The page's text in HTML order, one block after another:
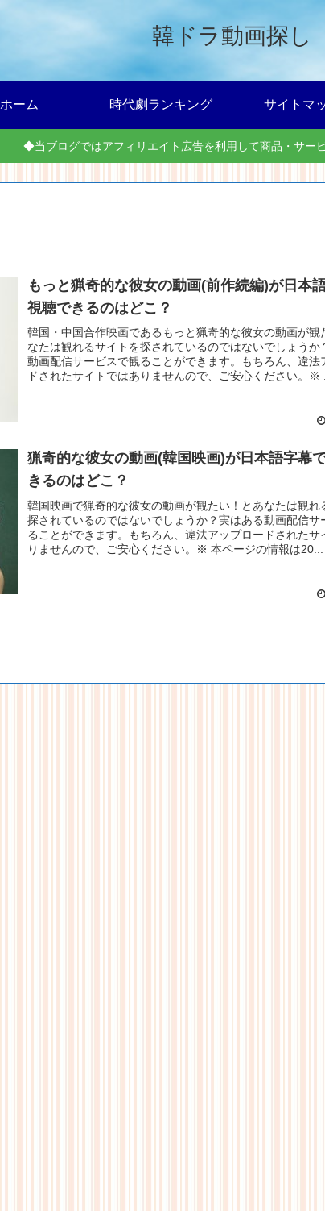
韓ドラ動画探し
ホーム 時代劇ランキング サイトマ
◆当ブログではアフィリエイト広告を利用して商品・サー
もっと猟奇的な彼女の動画(前作続編)が日本
視聴できるのはどこ？
韓国・中国合作映画であるもっと猟奇的な彼女の動画が観
なたは観れるサイトを探されているのではないでしょうか
動画配信サービスで観ることができます。もちろん、違法
ドされたサイトではありませんので、ご安心ください。※
猟奇的な彼女の動画(韓国映画)が日本語字幕
きるのはどこ？
韓国映画で猟奇的な彼女の動画が観たい！とあなたは観れ
探されているのではないでしょうか？実はある動画配信サ
ることができます。もちろん、違法アップロードされたサ
りませんので、ご安心ください。※ 本ページの情報は20...